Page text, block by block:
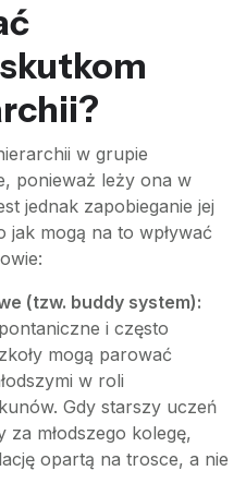
w grupie
ponieważ leży ona w
jednak zapobieganie jej
mogą na to wpływać
(tzw. buddy system):
i często
mogą parować
w roli
Gdy starszy uczeń
za młodszego kolegę,
opartą na trosce, a nie